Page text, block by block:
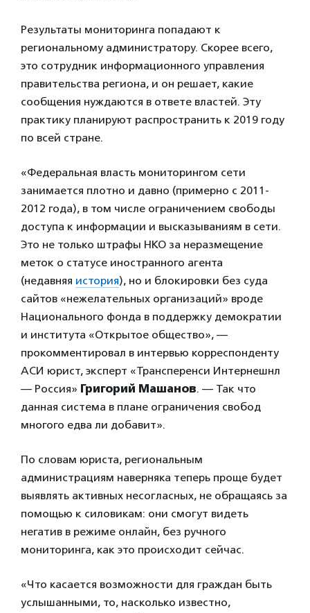
Результаты мониторинга попадают к
региональному администратору. Скорее всего,
это сотрудник информационного управления
правительства региона, и он решает, какие
сообщения нуждаются в ответе властей. Эту
практику планируют распространить к 2019 году
по всей стране.
«Федеральная власть мониторингом сети
занимается плотно и давно (примерно с 2011-
2012 года), в том числе ограничением свободы
доступа к информации и высказываниям в сети.
Это не только штрафы НКО за неразмещение
меток о статусе иностранного агента
(недавняя история), но и блокировки без суда
сайтов «нежелательных организаций» вроде
Национального фонда в поддержку демократии
и института «Открытое общество», —
прокомментировал в интервью корреспонденту
АСИ юрист, эксперт «Трансперенси Интернешнл
— Россия» Григорий Машанов. — Так что
данная система в плане ограничения свобод
многого едва ли добавит».
По словам юриста, региональным
администрациям наверняка теперь проще будет
выявлять активных несогласных, не обращаясь за
помощью к силовикам: они смогут видеть
негатив в режиме онлайн, без ручного
мониторинга, как это происходит сейчас.
«Что касается возможности для граждан быть
услышанными, то, насколько известно,